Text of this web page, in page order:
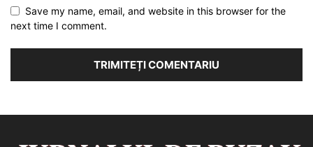
Save my name, email, and website in this browser for the
next time I comment.